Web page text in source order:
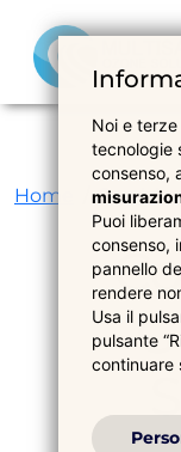
Home Servizi
Noi e
tecnologie
consenso,
Puoi
consenso,
pannello
rendere
Usa il
pulsante
continuare